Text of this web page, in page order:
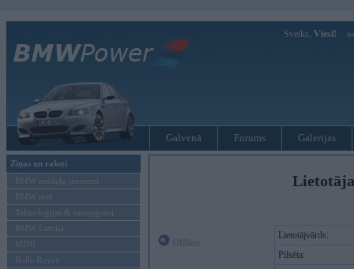
Sveiks, Viesi!
Galvenā Forums Galerijas
Ziņas un raksti
BMW modeļu jaunumi
BMW testi
Tehnoloģijas & sasniegumi
BMW Latvijā
MINI
Rolls-Royce
Lietotājvārds:
Pilsēta: